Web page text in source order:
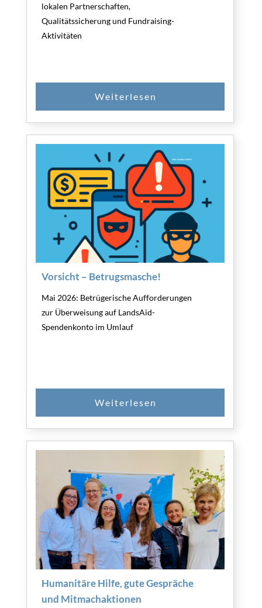
lokalen Partnerschaften,
Qualitätssicherung und Fundraising-
Aktivitäten
Vorsicht – Betrugsmasche!
Mai 2026: Betrügerische Aufforderungen
zur Überweisung auf LandsAid-
Spendenkonto im Umlauf
Humanitäre Hilfe, gute Gespräche
und Mitmachaktionen